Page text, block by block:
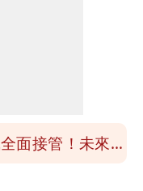
騙？ 精神科醫
面接管！未來一